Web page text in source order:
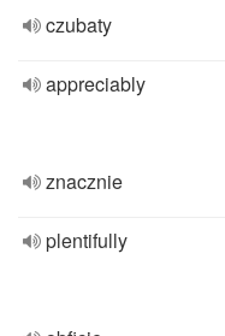
czubaty
appreciably
znacznie
plentifully